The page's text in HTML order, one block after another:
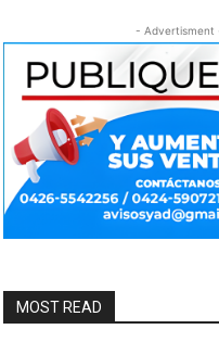
- Advertisment
MOST READ